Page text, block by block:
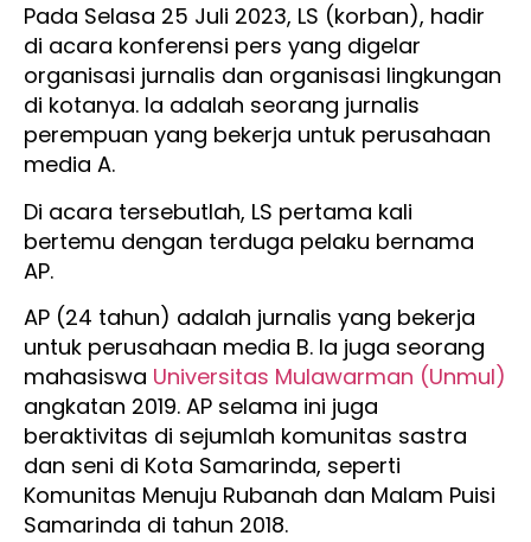
Pada Selasa 25 Juli 2023, LS (korban), hadir
di acara konferensi pers yang digelar
organisasi jurnalis dan organisasi lingkungan
di kotanya. Ia adalah seorang jurnalis
perempuan yang bekerja untuk perusahaan
media A.
Di acara tersebutlah, LS pertama kali
bertemu dengan terduga pelaku bernama
AP.
AP (24 tahun) adalah jurnalis yang bekerja
untuk perusahaan media B. Ia juga seorang
mahasiswa Universitas Mulawarman (Unmul)
angkatan 2019. AP selama ini juga
beraktivitas di sejumlah komunitas sastra
dan seni di Kota Samarinda, seperti
Komunitas Menuju Rubanah dan Malam Puisi
Samarinda di tahun 2018.